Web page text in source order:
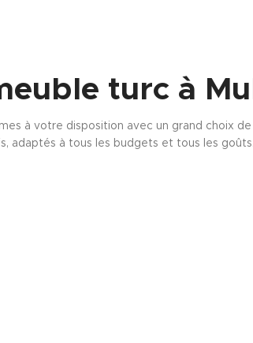
turc à
à votre disposition avec un grand choix
adaptés à tous les budgets et tous les goûts.